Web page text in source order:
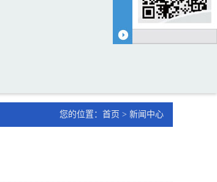
您的位置： 首页 > 新闻中心